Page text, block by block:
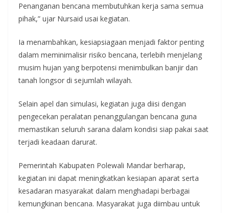
Penanganan bencana membutuhkan kerja sama semua
pihak,” ujar Nursaid usai kegiatan.
Ia menambahkan, kesiapsiagaan menjadi faktor penting
dalam meminimalisir risiko bencana, terlebih menjelang
musim hujan yang berpotensi menimbulkan banjir dan
tanah longsor di sejumlah wilayah.
Selain apel dan simulasi, kegiatan juga diisi dengan
pengecekan peralatan penanggulangan bencana guna
memastikan seluruh sarana dalam kondisi siap pakai saat
terjadi keadaan darurat.
Pemerintah Kabupaten Polewali Mandar berharap,
kegiatan ini dapat meningkatkan kesiapan aparat serta
kesadaran masyarakat dalam menghadapi berbagai
kemungkinan bencana. Masyarakat juga diimbau untuk